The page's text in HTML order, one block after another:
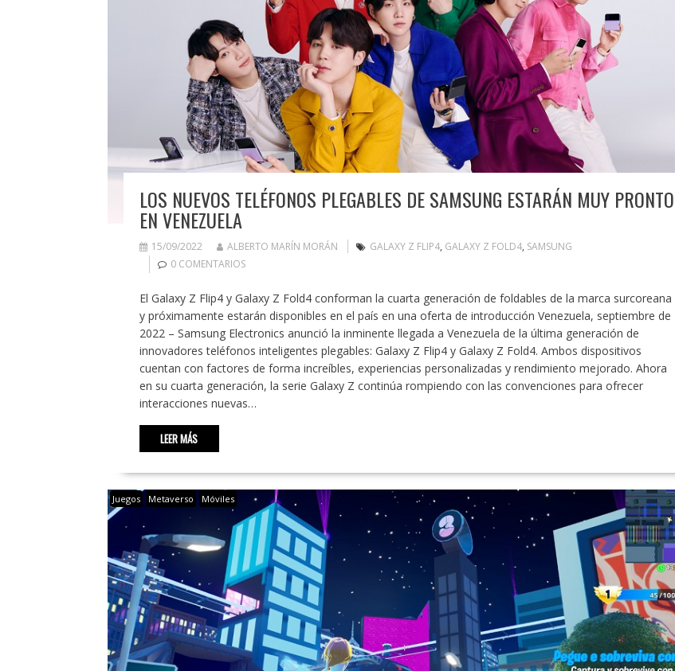
LOS NUEVOS TELÉFONOS PLEGABLES DE SAMSUNG ESTARÁN MUY PRONTO
EN VENEZUELA
15/09/2022 ALBERTO MARÍN MORÁN GALAXY Z FLIP4, GALAXY Z FOLD4, SAMSUNG
0 COMENTARIOS
El Galaxy Z Flip4 y Galaxy Z Fold4 conforman la cuarta generación de foldables de la marca surcoreana
y próximamente estarán disponibles en el país en una oferta de introducción Venezuela, septiembre de
2022 – Samsung Electronics anunció la inminente llegada a Venezuela de la última generación de
innovadores teléfonos inteligentes plegables: Galaxy Z Flip4 y Galaxy Z Fold4. Ambos dispositivos
cuentan con factores de forma increíbles, experiencias personalizadas y rendimiento mejorado. Ahora
en su cuarta generación, la serie Galaxy Z continúa rompiendo con las convenciones para ofrecer
interacciones nuevas…
LEER MÁS
Juegos Metaverso Móviles